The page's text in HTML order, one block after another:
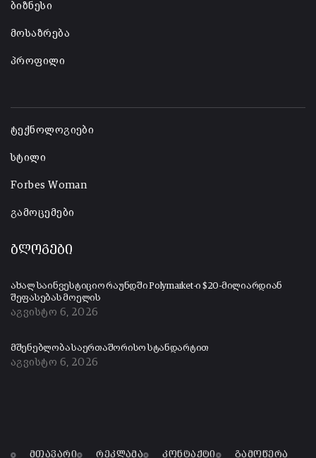
ბიზნესი
მოსაზრება
პროფილი
ტექნოლოგიები
სტილი
Forbes Woman
გამოცემები
ბლოგები
ახალ საინვესტიციო რაუნდში Polymarket-ი $20-მილიარდიან
შეფასებას მოელის
აგვისტო 6, 2026
მშენებლობა საერთაშორისო სტანდარტით
აგვისტო 6, 2026
მთავარი რეკლამა კონტაქტი გამოწერა